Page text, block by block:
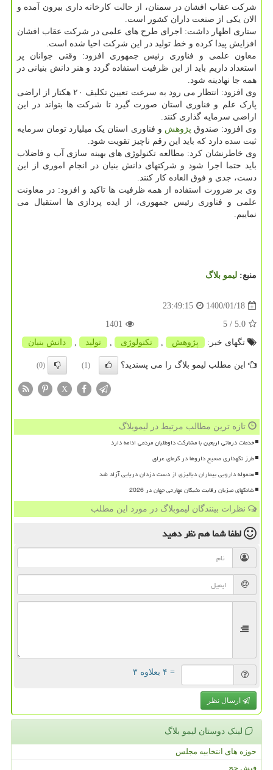
شرکت عقاب افشان در سمنان، از حالت کارخانه داری بیرون آمده و
الان یکی از صنعت داران کشور است.
ستاری اظهار داشت: اجرای طرح های علمی در شرکت عقاب افشان
افزایش پیدا کرده و خط تولید در این شرکت احیا شده است.
معاون علمی و فناوری رئیس جمهوری افزود: وقتی جوانان پر
استعداد داریم باید از این ظرفیت استفاده گردد و هنر دانش بنیانی در
همه جا نهادینه شود.
وی افزود: انتظار می رود به سرعت تعیین تکلیف ۲۰ هکتار از اراضی
پارک علم و فناوری استان صورت گیرد تا شرکت ها بتواند در این
اراضی سرمایه گذاری کنند.
وی افزود: صندوق پژوهش و فناوری استان یک میلیارد تومان سرمایه
ثبت سده دارد که باید این رقم ناچیز تقویت شود.
وی خاطرنشان کرد: مطالعه تکنولوژی های بهینه سازی آب و فاضلاب
باید حتما اجرا شود و شرکتهای دانش بنیان در انجام اموری از این
دست، جدی و فوق العاده کار کنند.
وی بر ضرورت استفاده از همه ظرفیت ها تاکید و افزود: در معاونت
علمی و فناوری رئیس جمهوری، از ایده پردازی ها استقبال می
نماییم.
منبع: لیمو بلاگ
1400/01/18
23:49:15
5.0
/ 5
1401
تگهای خبر:
پژوهش , تكنولوژی , تولید , دانش بنیان
این مطلب لیمو بلاگ را می پسندید؟ (1)
(0)
X
تازه ترین مطالب مرتبط در لیموبلاگ
خدمات درمانی اربعین با مشارکت داوطلبان مردمی ادامه دارد
طرز نگهداری صحیح داروها در گرمای عراق
محموله دارویی بیماران دیالیزی از دست دزدان دریایی آزاد شد
شانگهای میزبان رقابت نخبگان مهارتی جهان در 2026
نظرات بینندگان لیموبلاگ در مورد این مطلب
لطفا شما همنظر دهید
= ۴ بعلاوه ۳
ارسال نظر
لینک دوستان لیمو بلاگ
حوزه های انتخابیه مجلس
فیش حج